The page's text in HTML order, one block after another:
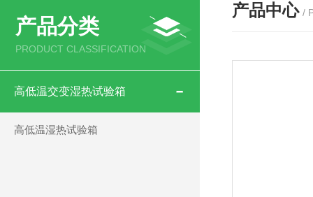
产品分类
PRODUCT CLASSIFICATION
高低温交变湿热试验箱
高低温湿热试验箱
产品中心 /